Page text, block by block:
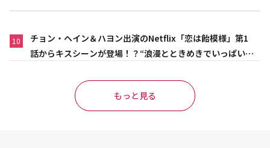
10
チョン・ヘイン＆ハヨン出演のNetflix「恋は飴模様」第1
話からキスシーンが登場！？“浪漫とときめきでいっぱいの
もっと見る